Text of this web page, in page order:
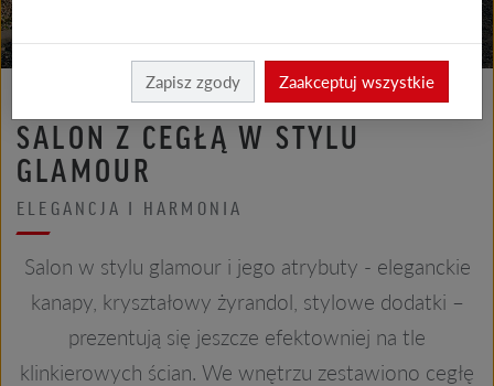
SALON Z CEGŁĄ W STYLU
GLAMOUR
ELEGANCJA I HARMONIA
Salon w stylu glamour i jego atrybuty - eleganckie
kanapy, kryształowy żyrandol, stylowe dodatki –
prezentują się jeszcze efektowniej na tle
klinkierowych ścian. We wnętrzu zestawiono cegłę
Zapisz zgody Zaakceptuj wszystkie